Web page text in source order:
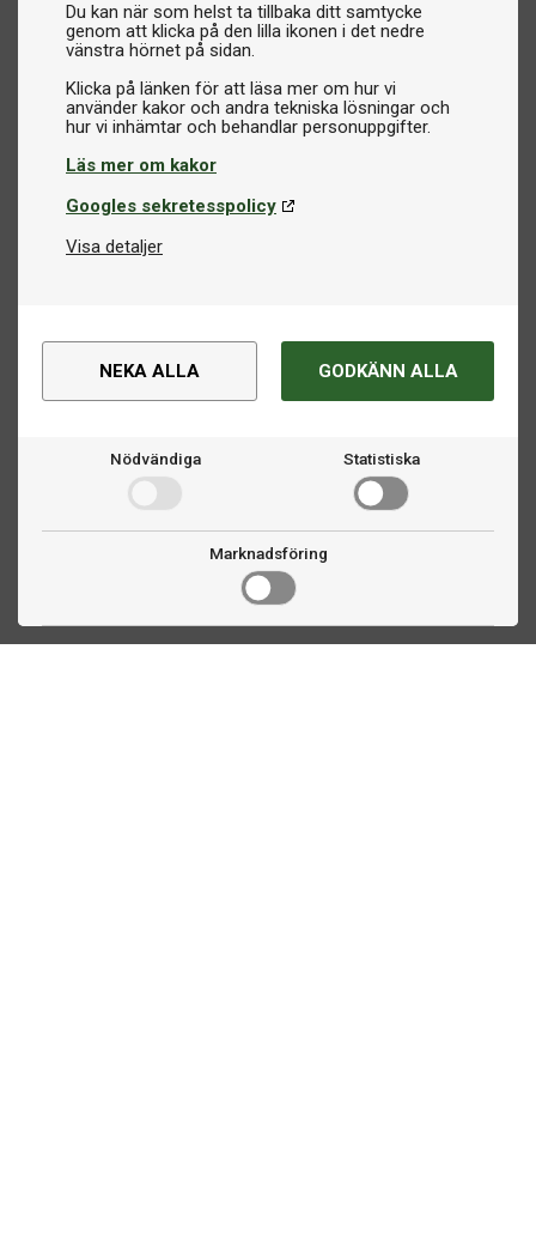
Du kan när som helst ta tillbaka ditt samtycke
genom att klicka på den lilla ikonen i det nedre
vänstra hörnet på sidan.
Klicka på länken för att läsa mer om hur vi
använder kakor och andra tekniska lösningar och
Läs mer om kakor
Googles sekretesspolicy
Visa detaljer
NEKA ALLA GODKÄNN ALLA
Nödvändiga Statistiska
Marknadsföring